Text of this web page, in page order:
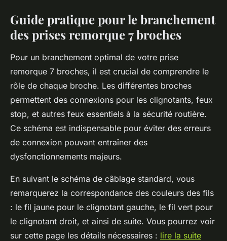
Guide pratique pour le branchement
des prises remorque 7 broches
Pour un branchement optimal de votre prise
remorque 7 broches, il est crucial de comprendre le
rôle de chaque broche. Les différentes broches
permettent des connexions pour les clignotants, feux
stop, et autres feux essentiels à la sécurité routière.
Ce schéma est indispensable pour éviter des erreurs
de connexion pouvant entraîner des
dysfonctionnements majeurs.
En suivant le schéma de câblage standard, vous
remarquerez la correspondance des couleurs des fils
: le fil jaune pour le clignotant gauche, le fil vert pour
le clignotant droit, et ainsi de suite. Vous pourrez voir
sur cette page les détails nécessaires : lire la suite